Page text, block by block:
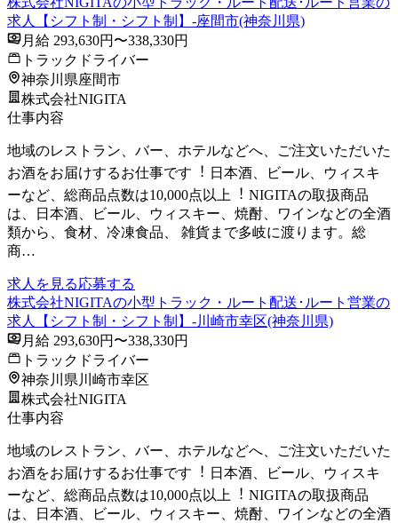
求人【シフト制・シフト制】-座間市(神奈川県)
月給 293,630円〜338,330円
トラックドライバー
神奈川県座間市
株式会社NIGITA
仕事内容
地域のレストラン、バー、ホテルなどへ、ご注⽂いただいた
お酒をお届けするお仕事です︕ ⽇本酒、ビール、ウィスキ
ーなど、総商品点数は10,000点以上︕ NIGITAの取扱商品
は、⽇本酒、ビール、ウィスキー、焼酎、ワインなどの全酒
類から、⾷材、冷凍⾷品、 雑貨まで多岐に渡ります。総
商…
求人を見る応募する
株式会社NIGITAの小型トラック・ルート配送･ルート営業の
求人【シフト制・シフト制】-川崎市幸区(神奈川県)
月給 293,630円〜338,330円
トラックドライバー
神奈川県川崎市幸区
株式会社NIGITA
仕事内容
地域のレストラン、バー、ホテルなどへ、ご注⽂いただいた
お酒をお届けするお仕事です︕ ⽇本酒、ビール、ウィスキ
ーなど、総商品点数は10,000点以上︕ NIGITAの取扱商品
は、⽇本酒、ビール、ウィスキー、焼酎、ワインなどの全酒